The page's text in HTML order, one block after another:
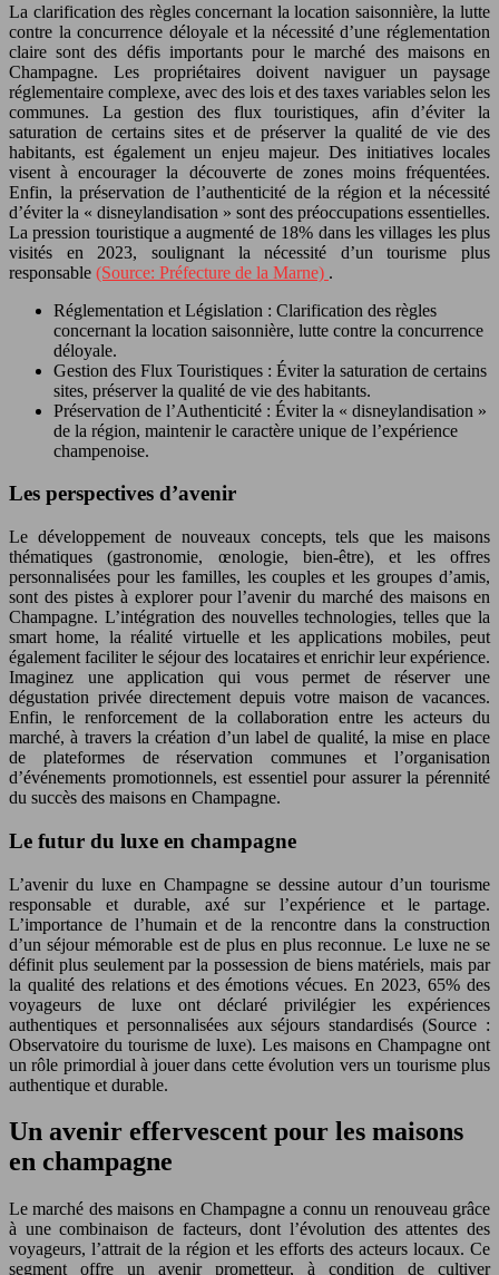
La clarification des règles concernant la location saisonnière, la lutte
contre la concurrence déloyale et la nécessité d’une réglementation
claire sont des défis importants pour le marché des maisons en
Champagne. Les propriétaires doivent naviguer un paysage
réglementaire complexe, avec des lois et des taxes variables selon les
communes. La gestion des flux touristiques, afin d’éviter la
saturation de certains sites et de préserver la qualité de vie des
habitants, est également un enjeu majeur. Des initiatives locales
visent à encourager la découverte de zones moins fréquentées.
Enfin, la préservation de l’authenticité de la région et la nécessité
d’éviter la « disneylandisation » sont des préoccupations essentielles.
La pression touristique a augmenté de 18% dans les villages les plus
visités en 2023, soulignant la nécessité d’un tourisme plus
responsable (Source: Préfecture de la Marne) .
Réglementation et Législation : Clarification des règles
concernant la location saisonnière, lutte contre la concurrence
déloyale.
Gestion des Flux Touristiques : Éviter la saturation de certains
sites, préserver la qualité de vie des habitants.
Préservation de l’Authenticité : Éviter la « disneylandisation »
de la région, maintenir le caractère unique de l’expérience
champenoise.
Les perspectives d’avenir
Le développement de nouveaux concepts, tels que les maisons
thématiques (gastronomie, œnologie, bien-être), et les offres
personnalisées pour les familles, les couples et les groupes d’amis,
sont des pistes à explorer pour l’avenir du marché des maisons en
Champagne. L’intégration des nouvelles technologies, telles que la
smart home, la réalité virtuelle et les applications mobiles, peut
également faciliter le séjour des locataires et enrichir leur expérience.
Imaginez une application qui vous permet de réserver une
dégustation privée directement depuis votre maison de vacances.
Enfin, le renforcement de la collaboration entre les acteurs du
marché, à travers la création d’un label de qualité, la mise en place
de plateformes de réservation communes et l’organisation
d’événements promotionnels, est essentiel pour assurer la pérennité
du succès des maisons en Champagne.
Le futur du luxe en champagne
L’avenir du luxe en Champagne se dessine autour d’un tourisme
responsable et durable, axé sur l’expérience et le partage.
L’importance de l’humain et de la rencontre dans la construction
d’un séjour mémorable est de plus en plus reconnue. Le luxe ne se
définit plus seulement par la possession de biens matériels, mais par
la qualité des relations et des émotions vécues. En 2023, 65% des
voyageurs de luxe ont déclaré privilégier les expériences
authentiques et personnalisées aux séjours standardisés (Source :
Observatoire du tourisme de luxe). Les maisons en Champagne ont
un rôle primordial à jouer dans cette évolution vers un tourisme plus
authentique et durable.
Un avenir effervescent pour les maisons
en champagne
Le marché des maisons en Champagne a connu un renouveau grâce
à une combinaison de facteurs, dont l’évolution des attentes des
voyageurs, l’attrait de la région et les efforts des acteurs locaux. Ce
segment offre un avenir prometteur, à condition de cultiver